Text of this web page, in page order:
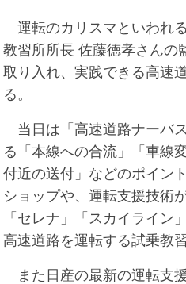
運転のカリスマといわれ
教習所所長 佐藤徳孝さんの
取り入れ、実践できる高速
る。
当日は「高速道路ナーバ
る「本線への合流」「車線
付近の送付」などのポイン
ショップや、運転支援技術
「セレナ」「スカイライン
高速道路を運転する試乗教
また日産の最新の運転支